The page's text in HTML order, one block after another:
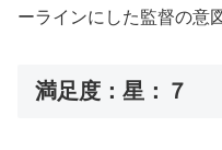
ーラインにした監督の意
満足度：星：７